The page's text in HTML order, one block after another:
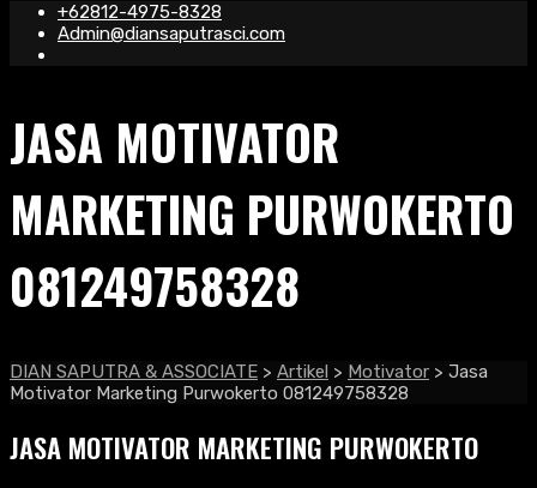
+62812-4975-8328
Admin@diansaputrasci.com
JASA MOTIVATOR
MARKETING PURWOKERTO
081249758328
DIAN SAPUTRA & ASSOCIATE > Artikel > Motivator > Jasa
Motivator Marketing Purwokerto 081249758328
JASA MOTIVATOR MARKETING PURWOKERTO